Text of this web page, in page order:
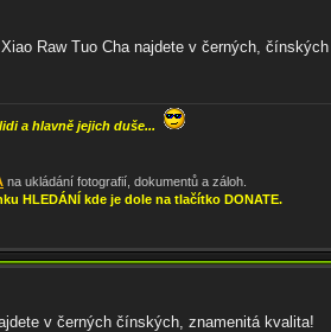
Raw Tuo Cha najdete v černých,
a hlavně jejich duše...
na ukládání fotografií, dokumentů a záloh.
HLEDÁNÍ kde je dole na tlačítko DONATE.
v černých čínských, znamenitá kvalita!